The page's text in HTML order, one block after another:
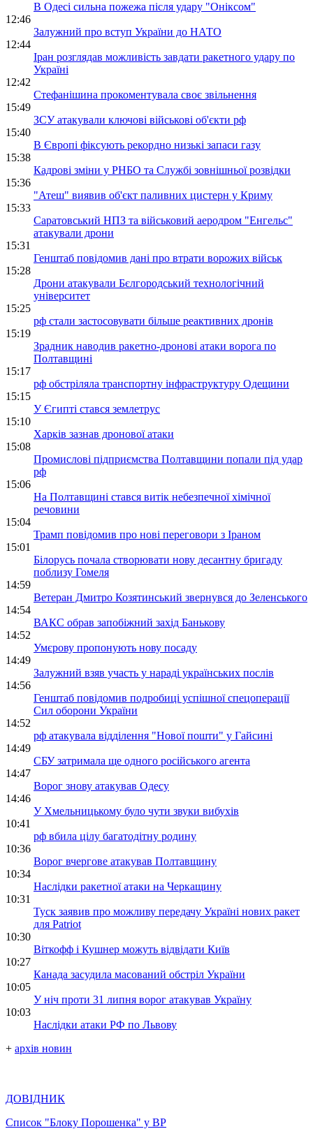
В Одесі сильна пожежа після удару "Оніксом"
12:46
Залужний про вступ України до НАТО
12:44
Іран розглядав можливість завдати ракетного удару по
Україні
12:42
Стефанішина прокоментувала своє звільнення
15:49
ЗСУ атакували ключові військові об'єкти рф
15:40
В Європі фіксують рекордно низькі запаси газу
15:38
Кадрові зміни у РНБО та Службі зовнішньої розвідки
15:36
"Атеш" виявив об'єкт паливних цистерн у Криму
15:33
Саратовський НПЗ та військовий аеродром "Енгельс"
атакували дрони
15:31
Генштаб повідомив дані про втрати ворожих військ
15:28
Дрони атакували Бєлгородський технологічний
університет
15:25
рф стали застосовувати більше реактивних дронів
15:19
Зрадник наводив ракетно-дронові атаки ворога по
Полтавщині
15:17
рф обстріляла транспортну інфраструктуру Одещини
15:15
У Єгипті стався землетрус
15:10
Харків зазнав дронової атаки
15:08
Промислові підприємства Полтавщини попали під удар
рф
15:06
На Полтавщині стався витік небезпечної хімічної
речовини
15:04
Трамп повідомив про нові переговори з Іраном
15:01
Білорусь почала створювати нову десантну бригаду
поблизу Гомеля
14:59
Ветеран Дмитро Козятинський звернувся до Зеленського
14:54
ВАКС обрав запобіжний захід Банькову
14:52
Умєрову пропонують нову посаду
14:49
Залужний взяв участь у нараді українських послів
14:56
Генштаб повідомив подробиці успішної спецоперації
Сил оборони України
14:52
рф атакувала відділення "Нової пошти" у Гайсині
14:49
СБУ затримала ще одного російського агента
14:47
Ворог знову атакував Одесу
14:46
У Хмельницькому було чути звуки вибухів
10:41
рф вбила цілу багатодітну родину
10:36
Ворог вчергове атакував Полтавщину
10:34
Наслідки ракетної атаки на Черкащину
10:31
Туск заявив про можливу передачу Україні нових ракет
для Patriot
10:30
Віткофф і Кушнер можуть відвідати Київ
10:27
Канада засудила масований обстріл України
10:05
У ніч проти 31 липня ворог атакував Україну
10:03
Наслідки атаки РФ по Львову
+ архів новин
ДОВІДНИК
Список "Блоку Порошенка" у ВР